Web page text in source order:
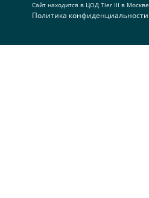
Сайт находится в ЦОД Tier III в Москве
Политика конфиденциальности